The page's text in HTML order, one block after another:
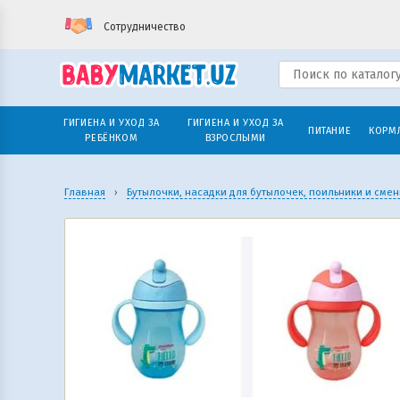
Сотрудничество
ГИГИЕНА И УХОД ЗА
РЕБЁНКОМ
ГИГИЕНА И УХОД ЗА
ВЗРОСЛЫМИ
ПИТАНИЕ
Главная › Бутылочки, насадки для бутылочек, поильники и